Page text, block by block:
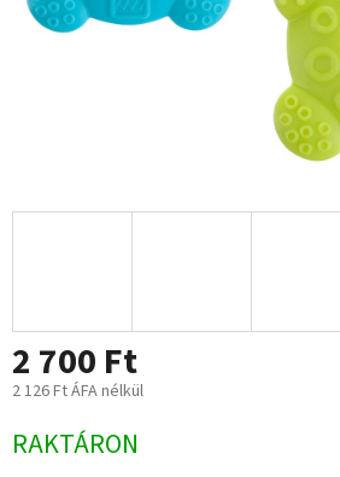
2 700 Ft
2 126 Ft ÁFA nélkül
Egységár:
RAKTÁRON